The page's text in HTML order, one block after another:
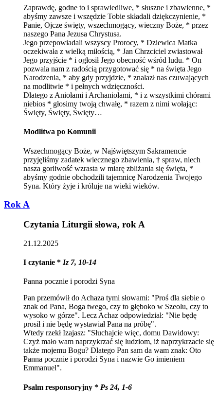
Zaprawdę, godne to i sprawiedliwe, * słuszne i zbawienne, *
abyśmy zawsze i wszędzie Tobie składali dziękczynienie, *
Panie, Ojcze święty, wszechmogący, wieczny Boże, * przez
naszego Pana Jezusa Chrystusa.
Jego przepowiadali wszyscy Prorocy, * Dziewica Matka
oczekiwała z wielką miłością, * Jan Chrzciciel zwiastował
Jego przyjście * i ogłosił Jego obecność wśród ludu. * On
pozwala nam z radością przygotować się * na święta Jego
Narodzenia, * aby gdy przyjdzie, * znalazł nas czuwających
na modlitwie * i pełnych wdzięczności.
Dlatego z Aniołami i Archaniołami, * i z wszystkimi chórami
niebios * głosimy twoją chwałę, * razem z nimi wołając:
Święty, Święty, Święty…
Modlitwa po Komunii
Wszechmogący Boże, w Najświętszym Sakramencie
przyjęliśmy zadatek wiecznego zbawienia, † spraw, niech
nasza gorliwość wzrasta w miarę zbliżania się święta, *
abyśmy godnie obchodzili tajemnicę Narodzenia Twojego
Syna. Który żyje i króluje na wieki wieków.
Rok A
Czytania Liturgii słowa, rok A
21.12.2025
I czytanie * Iz 7, 10-14
Panna pocznie i porodzi Syna
Pan przemówił do Achaza tymi słowami: "Proś dla siebie o
znak od Pana, Boga twego, czy to głęboko w Szeolu, czy to
wysoko w górze". Lecz Achaz odpowiedział: "Nie będę
prosił i nie będę wystawiał Pana na próbę".
Wtedy rzekł Izajasz: "Słuchajcie więc, domu Dawidowy:
Czyż mało wam naprzykrzać się ludziom, iż naprzykrzacie się
także mojemu Bogu? Dlatego Pan sam da wam znak: Oto
Panna pocznie i porodzi Syna i nazwie Go imieniem
Emmanuel".
Psalm responsoryjny * Ps 24, 1-6